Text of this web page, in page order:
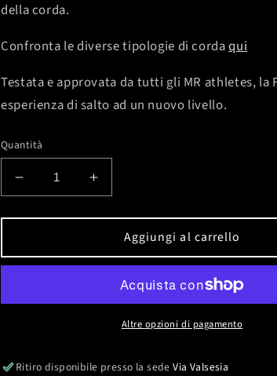
della corda.
Confronta le diverse tipologie di cordaqui
Testata e approvata da tutti gli MR athletes, la
esperienza di salto ad un nuovo livello.
Quantità
Diminuisci
quantità
per
CORE
Bloom
Aumenta
quantità
per
FIVE
CORE
Bloom
Rope
Aggiungi al carrello
Altre opzioni di pagamento
Ritiro disponibile presso la sedeVia Valsesia